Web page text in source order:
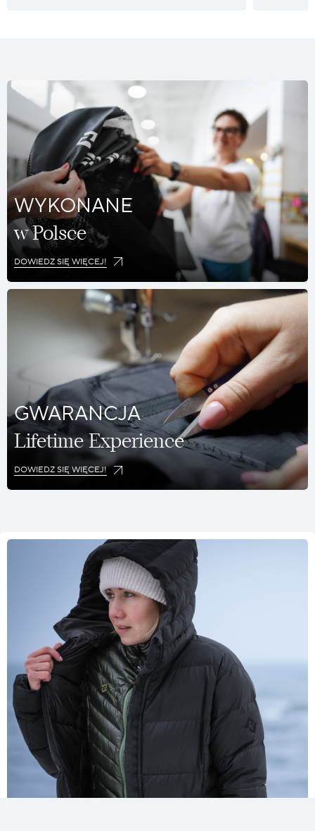
WYKONANE
w Polsce
DOWIEDZ SIĘ WIĘCEJ!
GWARANCJA
Lifetime Experience
DOWIEDZ SIĘ WIĘCEJ!